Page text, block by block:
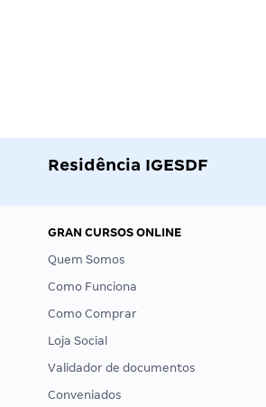
Residência IGESDF
GRAN CURSOS ONLINE
Quem Somos
Como Funciona
Como Comprar
Loja Social
Validador de documentos
Conveniados